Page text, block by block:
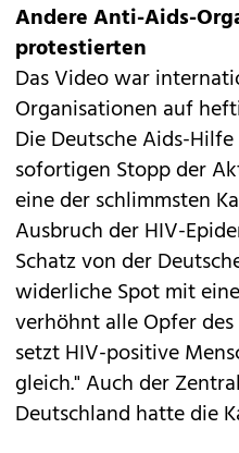
Andere Anti-Aids-
protestierten
Das Video war
Organisationen auf
Die Deutsche Aids-
sofortigen Stopp der
eine der schlimmsten
Ausbruch der HIV-
Schatz von der
widerliche Spot mit
verhöhnt alle Opfer
setzt HIV-positive
gleich." Auch der
Deutschland hatte die